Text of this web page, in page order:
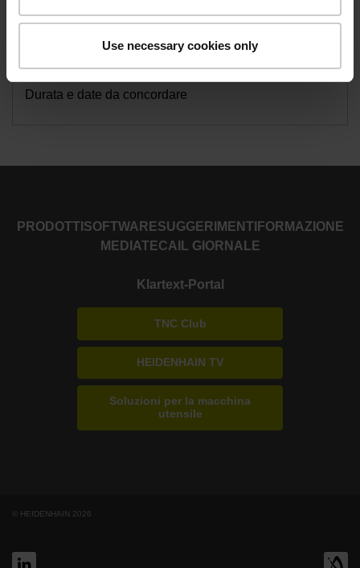
Use necessary cookies only
Su richiesta
Durata
Durata e date da concordare
PRODOTTI SOFTWARESUGGERIMENTI FORMAZIONE
MEDIATECA IL GIORNALE
Klartext-Portal
TNC Club
HEIDENHAIN TV
Soluzioni per la macchina
utensile
© HEIDENHAIN 2026